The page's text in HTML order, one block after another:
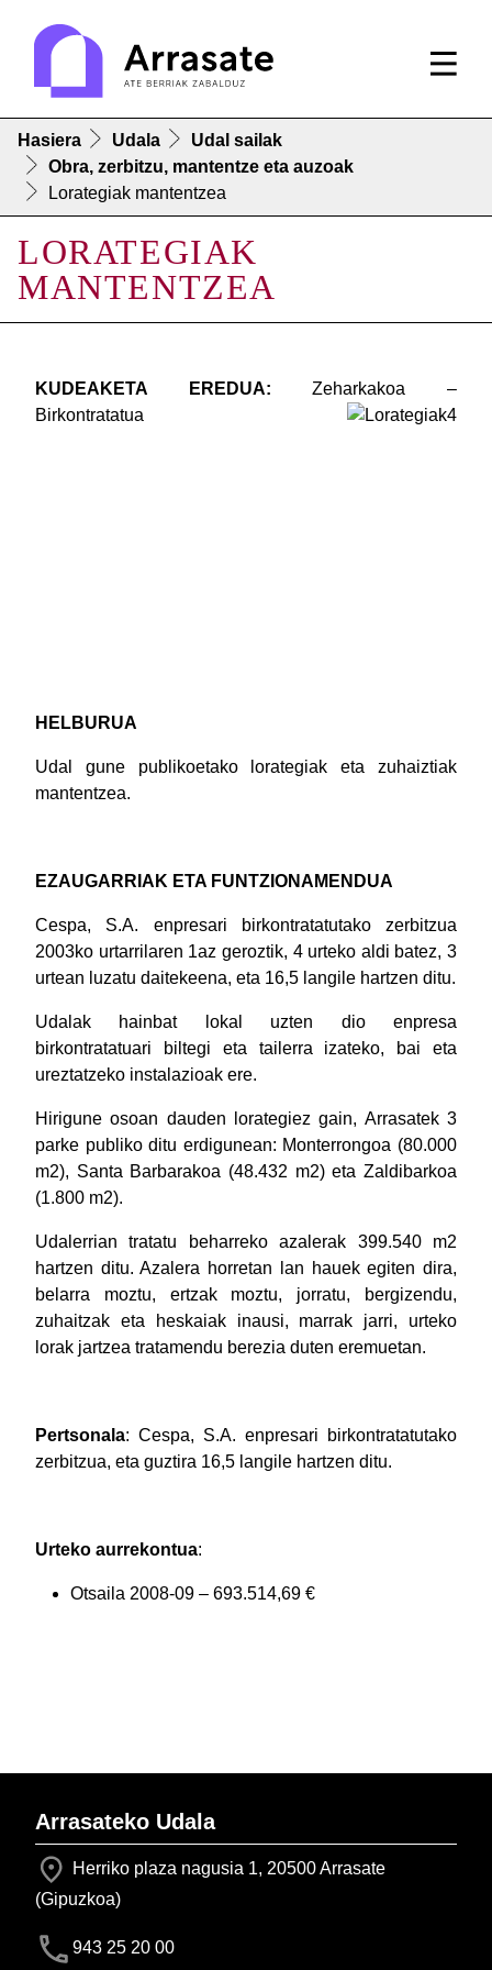
Hasiera Udala
Udal sailak
Obra, zerbitzu, mantentze eta auzoak
Lorategiak mantentzea
LORATEGIAK
MANTENTZEA
KUDEAKETA EREDUA: Zeharkakoa –
Birkontratatua
HELBURUA
Udal gune publikoetako lorategiak eta zuhaiztiak
mantentzea.
EZAUGARRIAK ETA FUNTZIONAMENDUA
Cespa, S.A. enpresari birkontratatutako zerbitzua
2003ko urtarrilaren 1az geroztik, 4 urteko aldi batez, 3
urtean luzatu daitekeena, eta 16,5 langile hartzen ditu.
Udalak hainbat lokal uzten dio enpresa
birkontratatuari biltegi eta tailerra izateko, bai eta
ureztatzeko instalazioak ere.
Hirigune osoan dauden lorategiez gain, Arrasatek 3
parke publiko ditu erdigunean: Monterrongoa (80.000
m2), Santa Barbarakoa (48.432 m2) eta Zaldibarkoa
(1.800 m2).
Udalerrian tratatu beharreko azalerak 399.540 m2
hartzen ditu. Azalera horretan lan hauek egiten dira,
belarra moztu, ertzak moztu, jorratu, bergizendu,
zuhaitzak eta heskaiak inausi, marrak jarri, urteko
lorak jartzea tratamendu berezia duten eremuetan.
Pertsonala: Cespa, S.A. enpresari birkontratatutako
zerbitzua, eta guztira 16,5 langile hartzen ditu.
Urteko aurrekontua:
Otsaila 2008-09 – 693.514,69 €
Arrasateko Udala
Herriko plaza nagusia 1, 20500 Arrasate
(Gipuzkoa)
943 25 20 00